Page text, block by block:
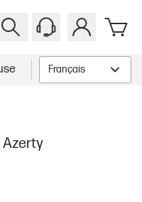
Français
Azerty